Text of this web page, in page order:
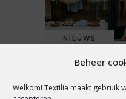
Beheer
Welkom! Textilia maakt gebruik
NIEUWS
GEVESTIGD